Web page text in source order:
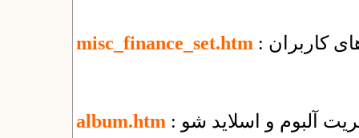
misc_finance_set.htm کاربران
album.htm آلبوم و اسلاید شو